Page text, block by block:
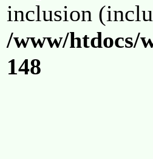
inclusion
/www/htdocs/
148